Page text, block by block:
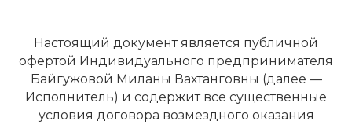
Настоящий документ является публичной
офертой Индивидуального предпринимателя
Байгужовой Миланы Вахтанговны (далее —
Исполнитель) и содержит все существенные
условия договора возмездного оказания